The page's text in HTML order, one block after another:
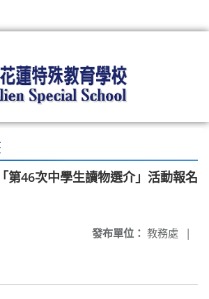
第46次中學生讀物選介」活動報名
發布單位： 教務處 |